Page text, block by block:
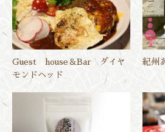
Guest house＆Bar ダイヤ
モンドヘッド
紀州